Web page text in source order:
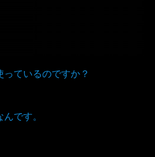
ているのですか？
です。